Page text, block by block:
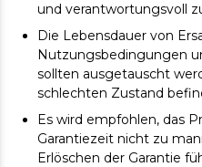
und verantwortungsvoll
Die Lebensdauer von
Nutzungsbedingungen
sollten ausgetauscht
schlechten Zustand
Es wird empfohlen, das
Garantiezeit nicht zu
Erlöschen der Garantie